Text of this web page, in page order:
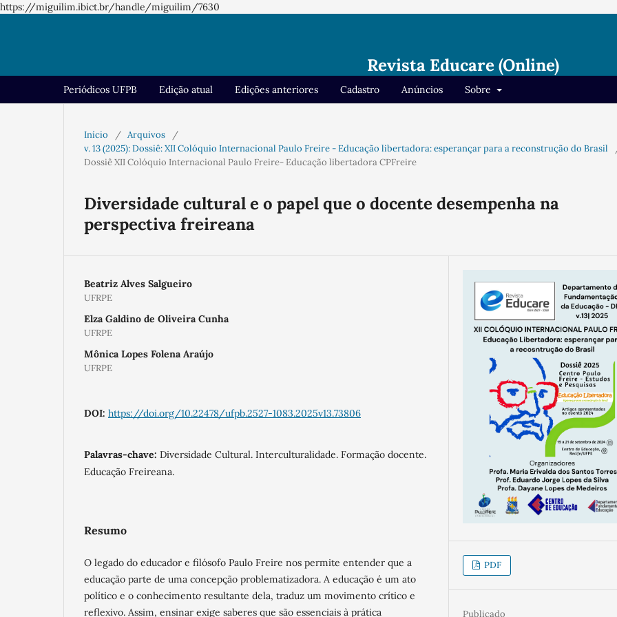
https://miguilim.ibict.br/handle/miguilim/7630
Revista Educare (Online)
Periódicos UFPB Edição atual Edições anteriores Cadastro Anúncios Sobre
Início / Arquivos
/
v. 13 (2025): Dossiê: XII Colóquio Internacional Paulo Freire - Educação libertadora: esperançar para a reconstrução do Brasil
Dossiê XII Colóquio Internacional Paulo Freire- Educação libertadora CPFreire
Diversidade cultural e o papel que o docente desempenha na
perspectiva freireana
Beatriz Alves Salgueiro
UFRPE
Elza Galdino de Oliveira Cunha
UFRPE
Mônica Lopes Folena Araújo
UFRPE
DOI: https://doi.org/10.22478/ufpb.2527-1083.2025v13.73806
Palavras-chave: Diversidade Cultural. Interculturalidade. Formação docente.
Educação Freireana.
Resumo
O legado do educador e filósofo Paulo Freire nos permite entender que a
educação parte de uma concepção problematizadora. A educação é um ato
político e o conhecimento resultante dela, traduz um movimento crítico e
reflexivo. Assim, ensinar exige saberes que são essenciais à prática
PDF
Publicado